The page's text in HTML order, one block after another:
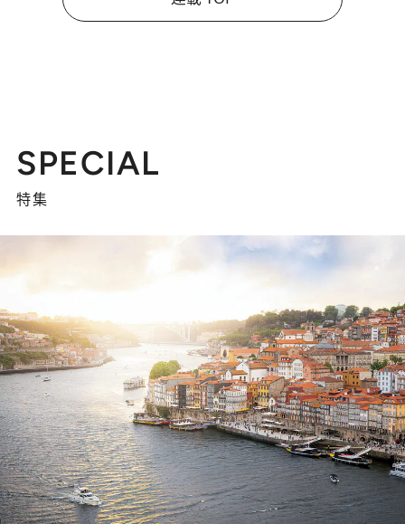
SPECIAL
特集